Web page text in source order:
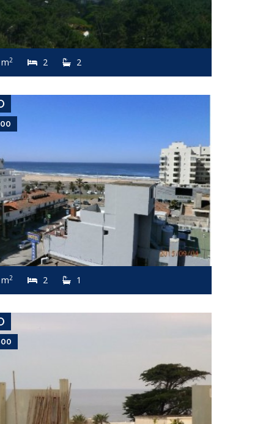
m2 2 2
USD 6,500
Apartamento #7810
PENÍNSULA
2 2 1
USD 6,600
Apartamento #8358
MANANTIALES